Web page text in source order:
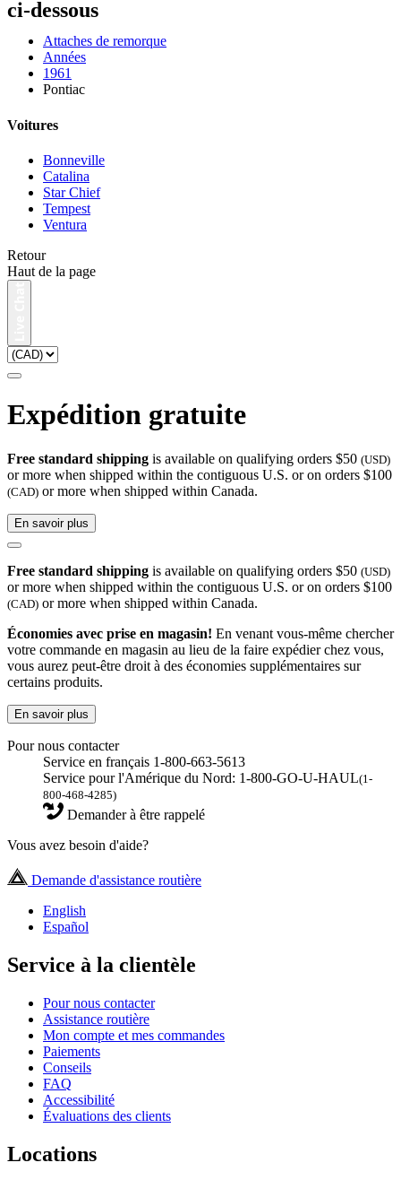
ci-dessous
Attaches de remorque
Années
1961
Pontiac
Voitures
Bonneville
Catalina
Star Chief
Tempest
Ventura
Retour
Haut de la page
Expédition gratuite
Free standard shipping is available on qualifying orders $50 (USD)
or more when shipped within the contiguous U.S. or on orders $100
(CAD) or more when shipped within Canada.
En savoir plus
Free standard shipping is available on qualifying orders $50 (USD)
or more when shipped within the contiguous U.S. or on orders $100
(CAD) or more when shipped within Canada.
Économies avec prise en magasin! En venant vous-même chercher
votre commande en magasin au lieu de la faire expédier chez vous,
vous aurez peut-être droit à des économies supplémentaires sur
certains produits.
En savoir plus
Pour nous contacter
Service en français 1-800-663-5613
Service pour l'Amérique du Nord: 1-800-GO-U-HAUL(1-
800-468-4285)
Demander à être rappelé
Vous avez besoin d'aide?
Demande d'assistance routière
English
Español
Service à la clientèle
Pour nous contacter
Assistance routière
Mon compte et mes commandes
Paiements
Conseils
FAQ
Accessibilité
Évaluations des clients
Locations